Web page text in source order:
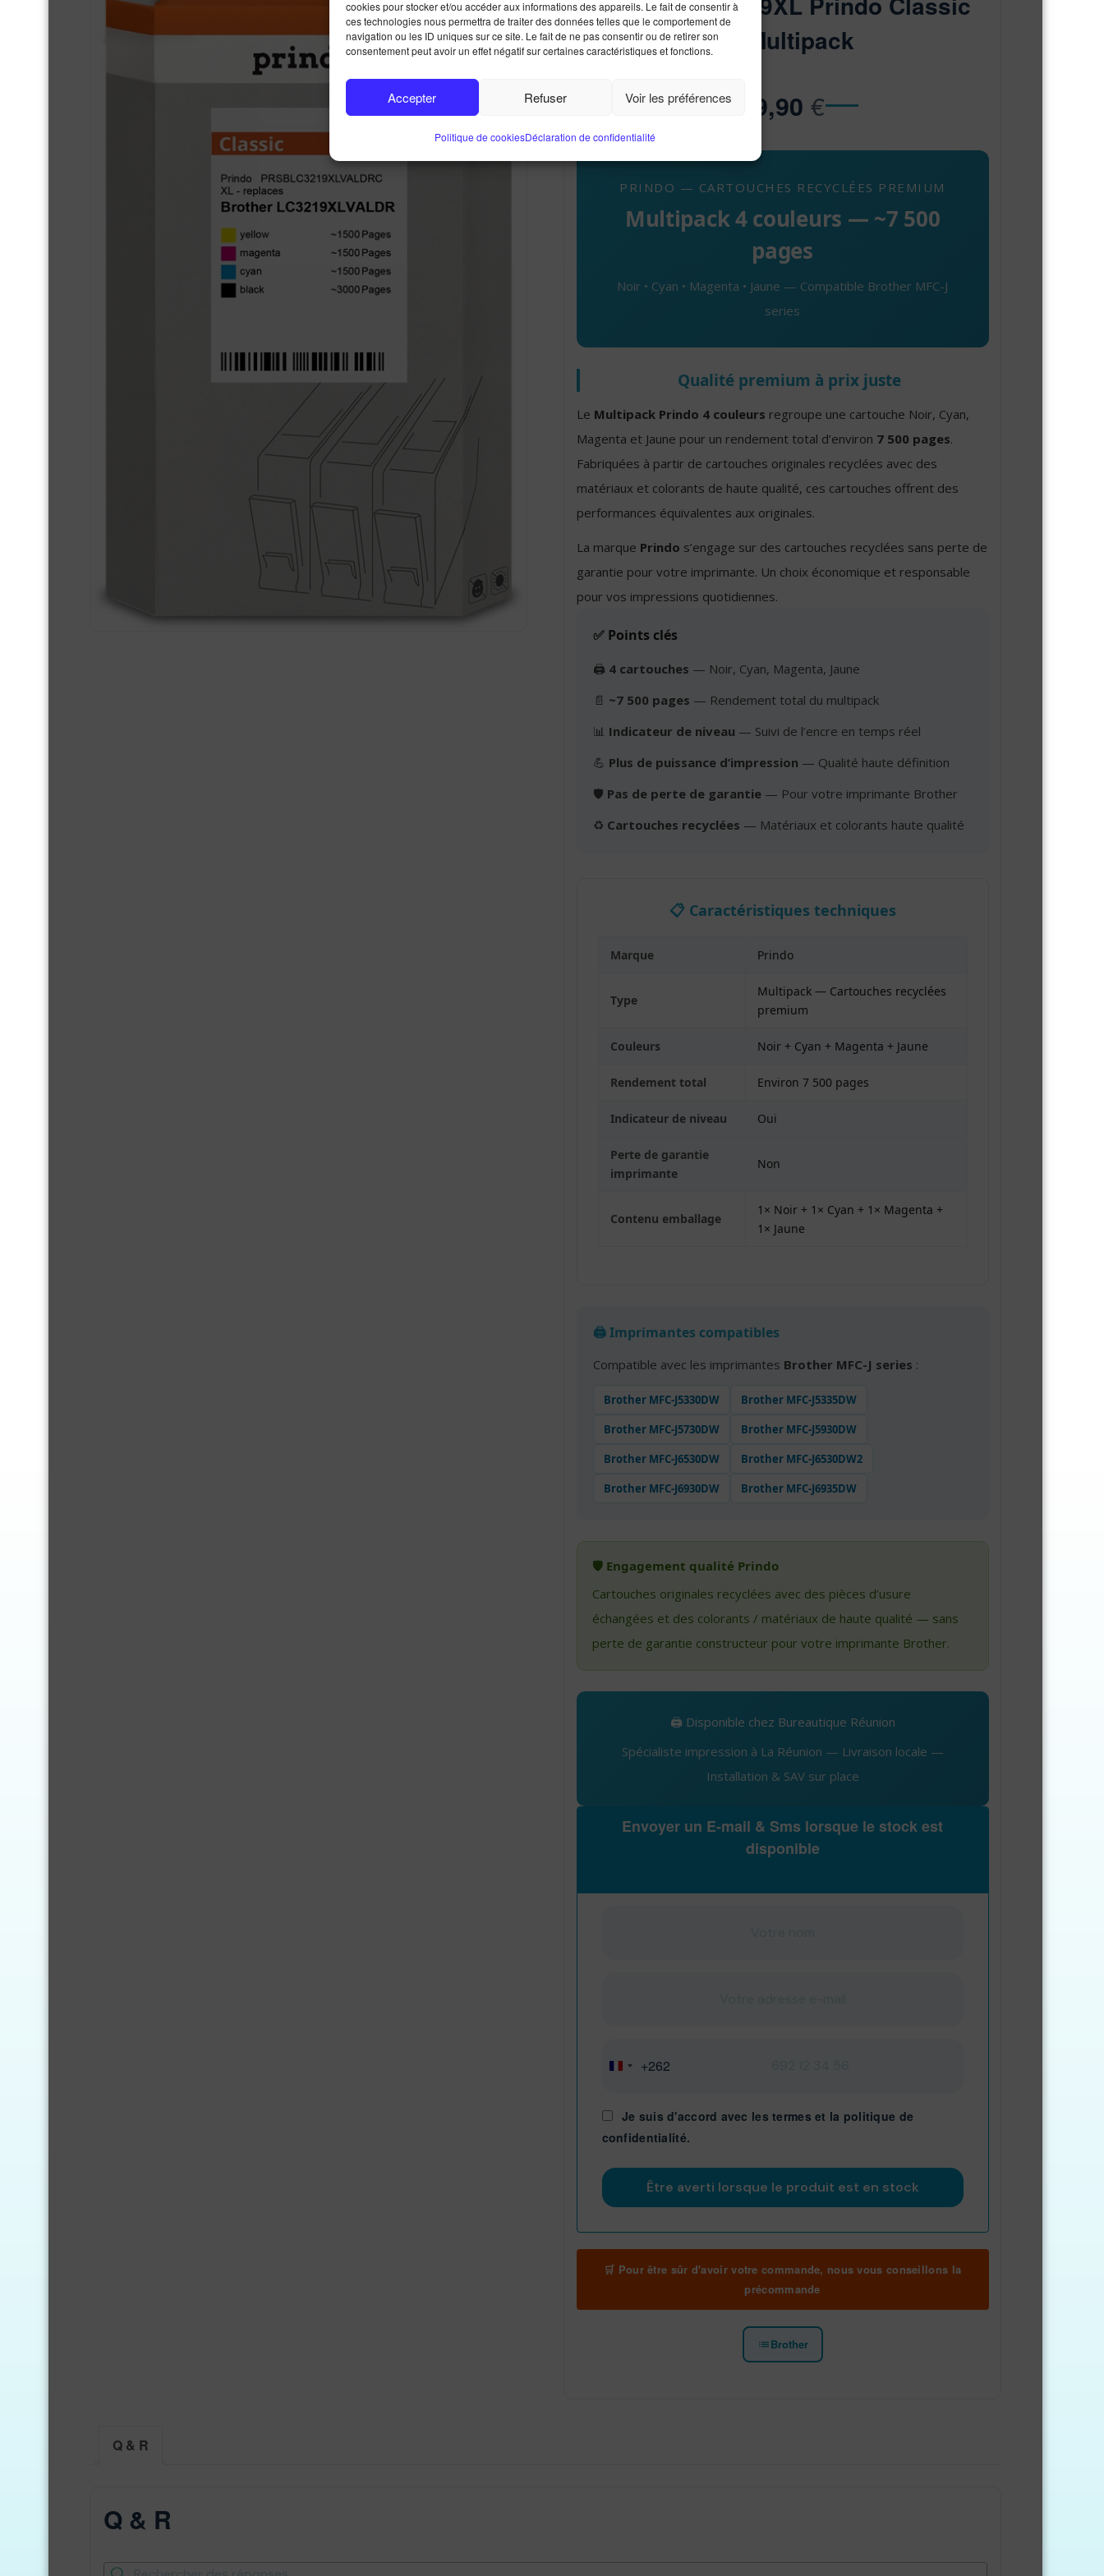
cookies pour stocker et/ou accéder aux informations des appareils. Le fait de consentir à
ces technologies nous permettra de traiter des données telles que le comportement de
navigation ou les ID uniques sur ce site. Le fait de ne pas consentir ou de retirer son
consentement peut avoir un effet négatif sur certaines caractéristiques et fonctions.
Accepter Refuser Voir les préférences
Politique de cookiesDéclaration de confidentialité
XL Multipack
89,90€
PRINDO — CARTOUCHES RECYCLÉES PREMIUM
Multipack 4 couleurs — ~7 500
pages
Noir • Cyan • Magenta • Jaune — Compatible Brother MFC-J
series
Qualité premium à prix juste
Le Multipack Prindo 4 couleurs regroupe une cartouche Noir, Cyan,
Magenta et Jaune pour un rendement total d’environ 7 500 pages.
Fabriquées à partir de cartouches originales recyclées avec des
matériaux et colorants de haute qualité, ces cartouches offrent des
performances équivalentes aux originales.
La marque Prindo s’engage sur des cartouches recyclées sans perte de
garantie pour votre imprimante. Un choix économique et responsable
pour vos impressions quotidiennes.
✅ Points clés
🖨️ 4 cartouches — Noir, Cyan, Magenta, Jaune
📄 ~7 500 pages — Rendement total du multipack
📊 Indicateur de niveau — Suivi de l’encre en temps réel
💪 Plus de puissance d’impression — Qualité haute définition
🛡️ Pas de perte de garantie— Pour votre imprimante Brother
♻️ Cartouches recyclées — Matériaux et colorants haute qualité
📋 Caractéristiques techniques
Marque Prindo
Type
Multipack — Cartouches recyclées
premium
Couleurs Noir + Cyan + Magenta + Jaune
Rendement total Environ 7 500 pages
Indicateur de niveau Oui
Perte de garantie
imprimante
Non
Contenu emballage
1× Noir + 1× Cyan + 1× Magenta +
1× Jaune
🖨️ Imprimantes compatibles
Compatible avec les imprimantes Brother MFC-J series :
Brother MFC-J5330DW
Brother MFC-J5335DW
Brother MFC-J5730DW
Brother MFC-J5930DW
Brother MFC-J6530DW
Brother MFC-J6530DW2
Brother MFC-J6930DW
Brother MFC-J6935DW
🛡️ Engagement qualité Prindo
Cartouches originales recyclées avec des pièces d’usure
échangées et des colorants / matériaux de haute qualité — sans
perte de garantie constructeur pour votre imprimante Brother.
🖨️ Disponible chez Bureautique Réunion
Spécialiste impression à La Réunion — Livraison locale —
Installation & SAV sur place
Envoyer un E-mail & Sms lorsque le stock est
disponible
Réunion
+262
Je suis d'accord avec lestermes et la politique de
confidentialité.
🛒 Pour être sûr d'avoir votre commande, nous vous conseillons la
précommande
Brother
Q & R
Q & R